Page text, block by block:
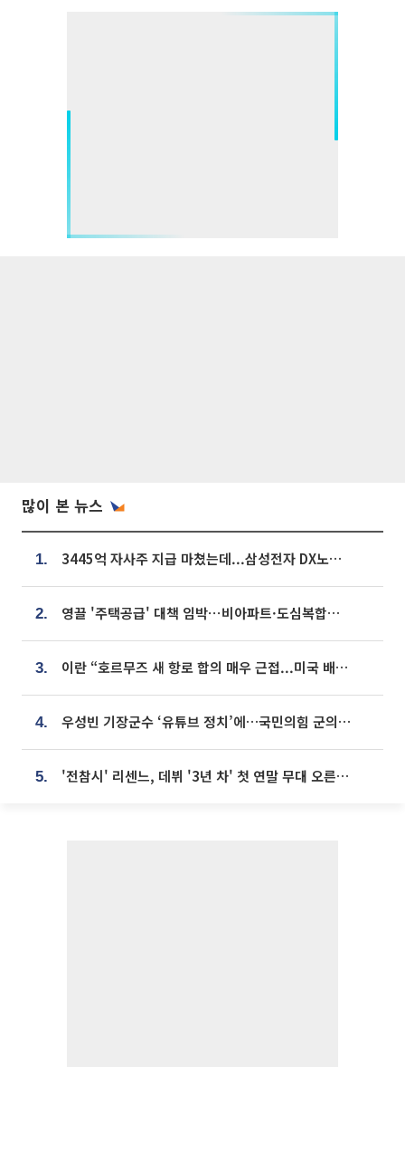
많이 본 뉴스
1. 3445억 자사주 지급 마쳤는데...삼성전자 DX노조, 뒤늦은 '떼쓰기 집회'
2. 영끌 '주택공급' 대책 임박⋯비아파트·도심복합까지 총동원
3. 이란 “호르무즈 새 항로 합의 매우 근접...미국 배상 먼저”
4. 우성빈 기장군수 ‘유튜브 정치’에…국민의힘 군의원들 집단 반발
5. '전참시' 리센느, 데뷔 '3년 차' 첫 연말 무대 오른다⋯"그동안 섭외 안 와"